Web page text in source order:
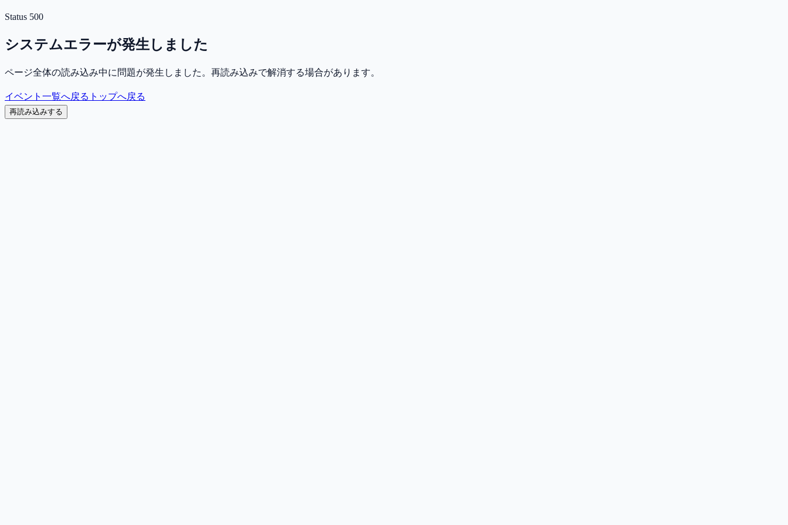
Status 500
システムエラーが発生しました
ページ全体の読み込み中に問題が発生しました。再読み込みで解消する場合があります。
イベント一覧へ戻る トップへ戻る
再読み込みする